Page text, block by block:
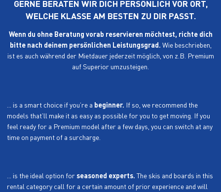
GERNE BERATEN WIR DICH PERSÖNLICH VOR ORT,
WELCHE KLASSE AM BESTEN ZU DIR PASST.
Wenn du ohne Beratung vorab reservieren möchtest, richte dich
bitte nach deinem persönlichen Leistungsgrad. Wie beschrieben,
ist es auch während der Mietdauer jederzeit möglich, von z.B. Premium
auf Superior umzusteigen.
... is a smart choice if you’re a beginner. If so, we recommend the
models that’ll make it as easy as possible for you to get moving. If you
feel ready for a Premium model after a few days, you can switch at any
time on payment of a surcharge.
... is the ideal option forseasoned experts. The skis and boards in this
rental category call for a certain amount of prior experience and will